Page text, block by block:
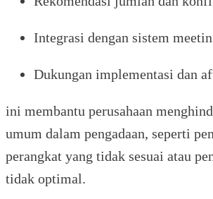
Integrasi dengan sistem
Dukungan implementasi dan
ini membantu perusahaan
umum dalam pengadaan, seperti
perangkat yang tidak sesuai atau
tidak optimal.